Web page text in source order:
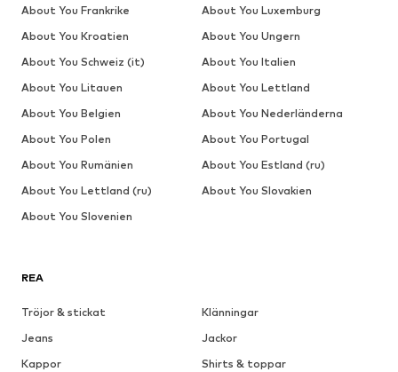
REA
Tröjor & stickat
Klänningar
Jeans
Jackor
Kappor
Shirts & toppar
About You Frankrike
About You Luxemburg
About You Kroatien
About You Ungern
About You Schweiz (it)
About You Italien
About You Litauen
About You Lettland
About You Belgien
About You Nederländerna
About You Polen
About You Portugal
About You Rumänien
About You Estland (ru)
About You Lettland (ru)
About You Slovakien
About You Slovenien